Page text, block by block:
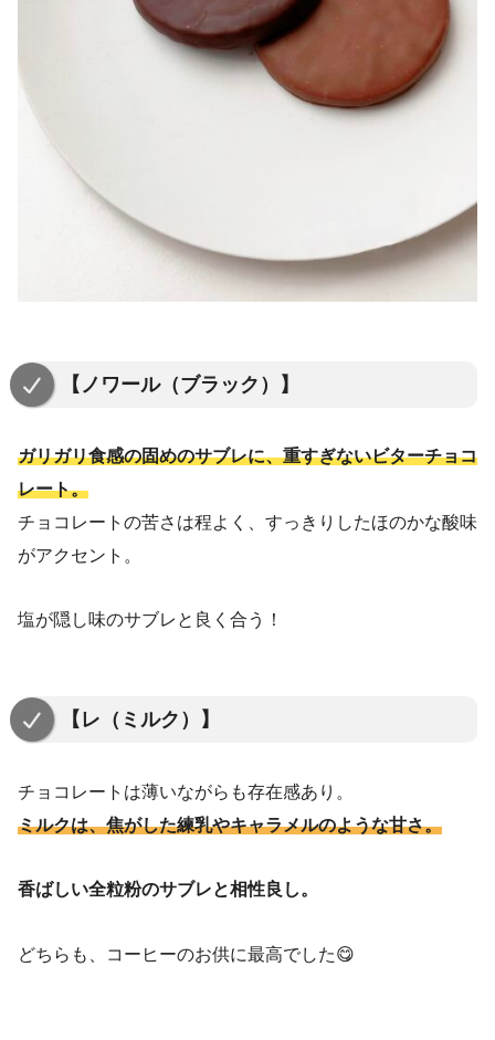
【ノワール（ブラック）】
ガリガリ食感の固めのサブレに、重すぎないビターチョコ
レート。
チョコレートの苦さは程よく、すっきりしたほのかな酸味
がアクセント。
塩が隠し味のサブレと良く合う！
【レ（ミルク）】
チョコレートは薄いながらも存在感あり。
ミルクは、焦がした練乳やキャラメルのような甘さ。
香ばしい全粒粉のサブレと相性良し。
どちらも、コーヒーのお供に最高でした😋